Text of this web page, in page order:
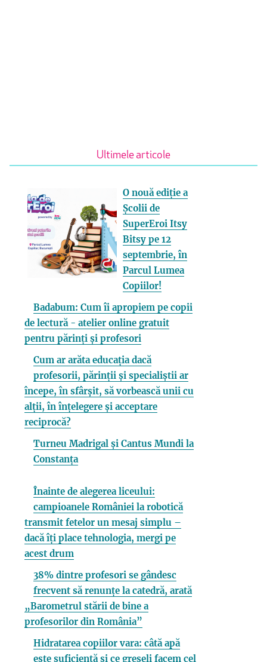
Ultimele articole
O nouă ediție a
Școlii de
SuperEroi Itsy
Bitsy pe 12
septembrie, în
Parcul Lumea
Copiilor!
Badabum: Cum îi apropiem pe copii
de lectură - atelier online gratuit
pentru părinți și profesori
Cum ar arăta educația dacă
profesorii, părinții și specialiștii ar
începe, în sfârșit, să vorbească unii cu
alții, în înțelegere și acceptare
reciprocă?
Turneu Madrigal și Cantus Mundi la
Constanța
Înainte de alegerea liceului:
campioanele României la robotică
transmit fetelor un mesaj simplu –
dacă îți place tehnologia, mergi pe
acest drum
38% dintre profesori se gândesc
frecvent să renunțe la catedră, arată
„Barometrul stării de bine a
profesorilor din România”
Hidratarea copiilor vara: câtă apă
este suficientă și ce greșeli facem cel